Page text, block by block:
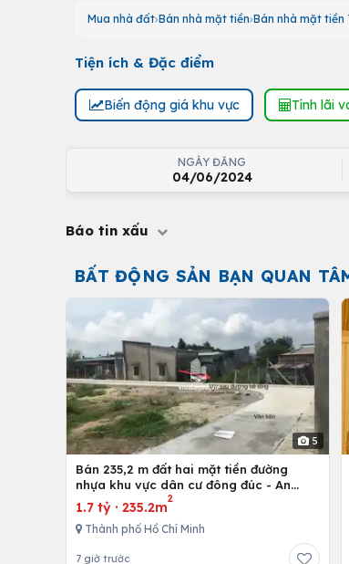
Mua nhà đất Bán nhà mặt tiền Bán nhà mặt tiền
Tiện ích & Đặc điểm
Biến động giá khu vực Tính lãi
NGÀY ĐĂNG
04/06/2024
Báo tin xấu
BẤT ĐỘNG SẢN BẠN QUAN
5
Bán 235,2 m đất hai mặt tiền đường
nhựa khu vực dân cư đông đúc - An
nhứt-Long Điền - Bà Rịa
1.7 tỷ · 235.2m
2
Thành phố Hồ Chí Minh
7 giờ trước